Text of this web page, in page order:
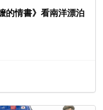
的情書》看南洋漂泊